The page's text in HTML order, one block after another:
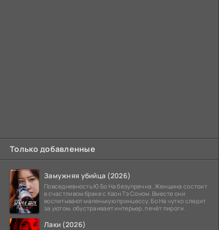
Только добавленные
Замужняя убийца (2026)
Повседневность Ю Бо На безупречна. Женщина состоит
в счастливом браке с Квон Тэ Соном. Вместе они
воспитывают маленькую принцессу. Бо На чутко следит
за уютом, обустраивает интерьер, печёт пироги.
Лаки (2026)